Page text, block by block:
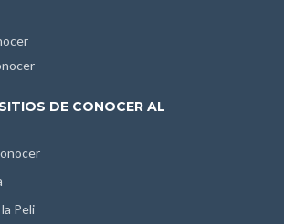
DE CONOCER AL
Peli